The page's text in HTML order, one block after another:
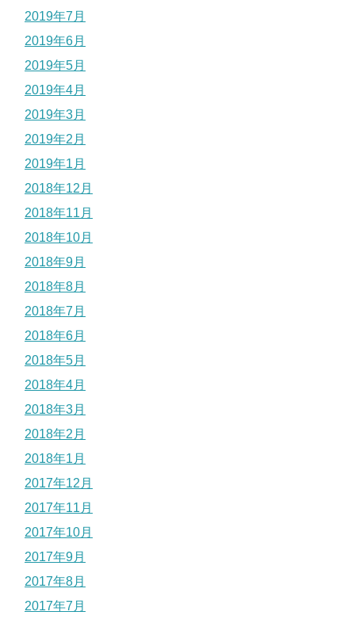
2019年7月
2019年6月
2019年5月
2019年4月
2019年3月
2019年2月
2019年1月
2018年12月
2018年11月
2018年10月
2018年9月
2018年8月
2018年7月
2018年6月
2018年5月
2018年4月
2018年3月
2018年2月
2018年1月
2017年12月
2017年11月
2017年10月
2017年9月
2017年8月
2017年7月